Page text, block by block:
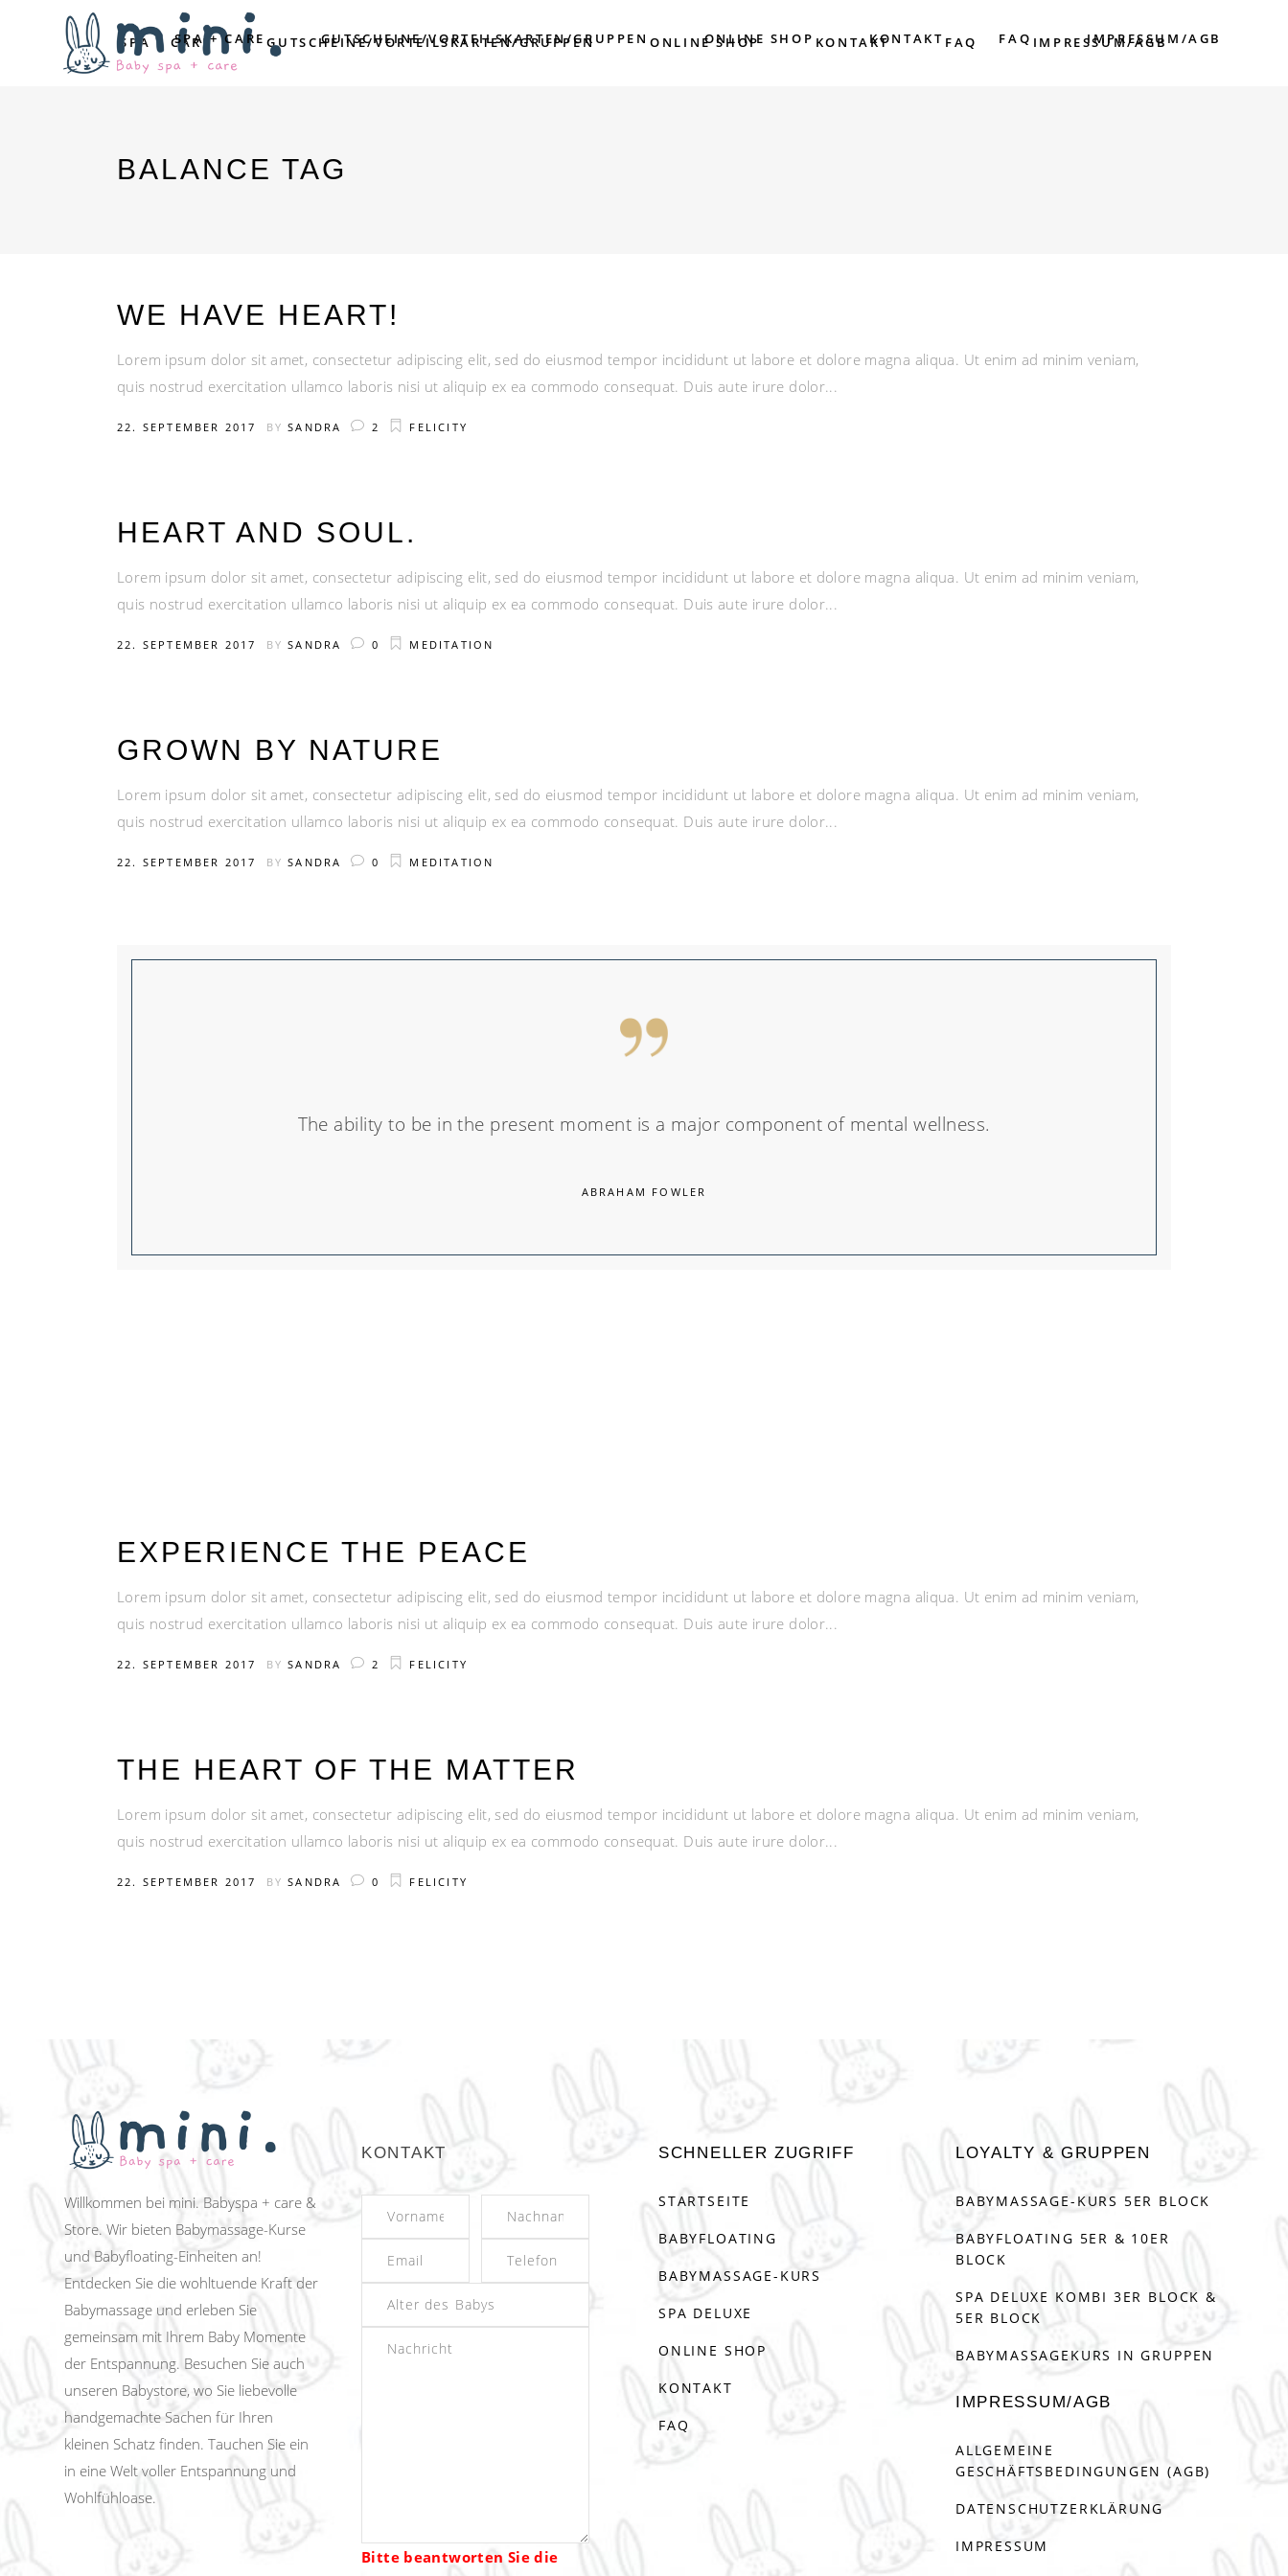
SPA + CARE GUTSCHEINE/VORTEILSKARTEN/GRUPPEN ONLINE SHOP KONTAKT FAQ IMPRESSUM/AGB
SPA + CARE GUTSCHEINE/VORTEILSKARTEN/GRUPPEN ONLINE SHOP KONTAKT FAQ IMPRESSUM/AGB
BALANCE TAG
WE HAVE HEART!
Lorem ipsum dolor sit amet, consectetur adipiscing elit, sed do eiusmod tempor incididunt ut labore et dolore magna aliqua. Ut enim ad minim veniam,
quis nostrud exercitation ullamco laboris nisi ut aliquip ex ea commodo consequat. Duis aute irure dolor
22. SEPTEMBER 2017 BYSANDRA 2 FELICITY
HEART AND SOUL.
Lorem ipsum dolor sit amet, consectetur adipiscing elit, sed do eiusmod tempor incididunt ut labore et dolore magna aliqua. Ut enim ad minim veniam,
quis nostrud exercitation ullamco laboris nisi ut aliquip ex ea commodo consequat. Duis aute irure dolor
22. SEPTEMBER 2017 BYSANDRA 0 MEDITATION
GROWN BY NATURE
Lorem ipsum dolor sit amet, consectetur adipiscing elit, sed do eiusmod tempor incididunt ut labore et dolore magna aliqua. Ut enim ad minim veniam,
quis nostrud exercitation ullamco laboris nisi ut aliquip ex ea commodo consequat. Duis aute irure dolor
22. SEPTEMBER 2017 BYSANDRA 0 MEDITATION
The ability to be in the present moment is a major component of mental wellness.
ABRAHAM FOWLER
EXPERIENCE THE PEACE
Lorem ipsum dolor sit amet, consectetur adipiscing elit, sed do eiusmod tempor incididunt ut labore et dolore magna aliqua. Ut enim ad minim veniam,
quis nostrud exercitation ullamco laboris nisi ut aliquip ex ea commodo consequat. Duis aute irure dolor
22. SEPTEMBER 2017 BYSANDRA 2 FELICITY
THE HEART OF THE MATTER
Lorem ipsum dolor sit amet, consectetur adipiscing elit, sed do eiusmod tempor incididunt ut labore et dolore magna aliqua. Ut enim ad minim veniam,
quis nostrud exercitation ullamco laboris nisi ut aliquip ex ea commodo consequat. Duis aute irure dolor
22. SEPTEMBER 2017 BYSANDRA 0 FELICITY
Willkommen bei mini. Babyspa + care &
Store. Wir bieten Babymassage-Kurse
und Babyfloating-Einheiten an!
Entdecken Sie die wohltuende Kraft der
Babymassage und erleben Sie
gemeinsam mit Ihrem Baby Momente
der Entspannung. Besuchen Sie auch
unseren Babystore, wo Sie liebevolle
handgemachte Sachen für Ihren
kleinen Schatz finden. Tauchen Sie ein
in eine Welt voller Entspannung und
Wohlfühloase.
KONTAKT
Bitte beantworten Sie die
SCHNELLER ZUGRIFF
STARTSEITE
BABYFLOATING
BABYMASSAGE-KURS
SPA DELUXE
ONLINE SHOP
KONTAKT
FAQ
LOYALTY & GRUPPEN
BABYMASSAGE-KURS 5ER BLOCK
BABYFLOATING 5ER & 10ER
BLOCK
SPA DELUXE KOMBI 3ER BLOCK &
5ER BLOCK
BABYMASSAGEKURS IN GRUPPEN
IMPRESSUM/AGB
ALLGEMEINE
GESCHÄFTSBEDINGUNGEN (AGB)
DATENSCHUTZERKLÄRUNG
IMPRESSUM